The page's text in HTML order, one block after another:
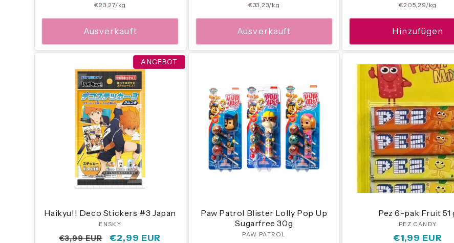
Preis
Grundpreis
€23,27/kg
Ausverkauft
Preis
Grundpreis
€33,23/kg
Ausverkauft
Preis
Grundpreis
€205,29/kg
Hinzufügen
ANGEBOT
Haikyu!! Deco Stickers #3 Japan
Anbieter:
ENSKY
Normaler
€3,99 EUR Verkaufspreis
€2,99 EUR
Paw Patrol Blister Lolly Pop Up
Sugarfree 30g
Anbieter:
PAW PATROL
Pez 6-pak Fruit 51
Anbieter:
PEZ CANDY
Normaler
€1,99 EUR